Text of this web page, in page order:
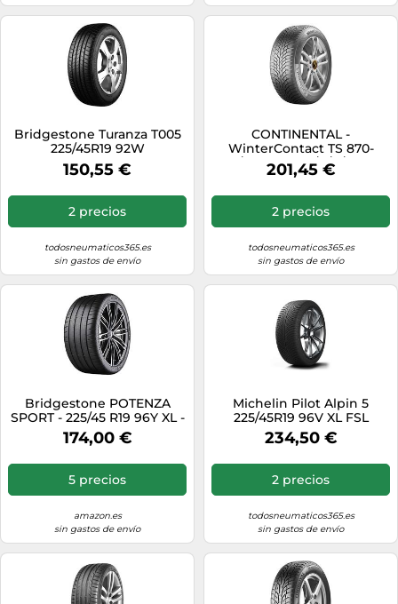
Bridgestone Turanza T005
225/45R19 92W
150,55 €
2 precios
todosneumaticos365.es
sin gastos de envío
CONTINENTAL -
WinterContact TS 870-
155/70 R 19-88T/C/C/71dB -
Neumáticos de invierno
201,45 €
2 precios
todosneumaticos365.es
sin gastos de envío
Bridgestone POTENZA
SPORT - 225/45 R19 96Y XL -
C/A/72 - Neumático de
verano (Turismo y SUV)
174,00 €
5 precios
amazon.es
sin gastos de envío
Michelin Pilot Alpin 5
225/45R19 96V XL FSL
234,50 €
2 precios
todosneumaticos365.es
sin gastos de envío